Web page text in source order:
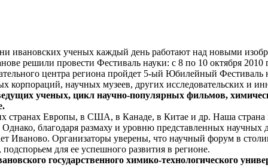
ивановских ученых каждый день работают над новыми
решили провести Фестиваль науки: с 8 по 10 октября 2010
центра региона пройдет 5-ый Юбилейный
научных музеев, других исследовательских и
ученых, цикл научно-популярных фильмов,
странах Европы, в США, в Канаде, в Китае и др. Наша страна
благодаря размаху и уровню представленных
Иваново. Организаторы уверены, что научный форум в
для ее успешного развития в регионе.
государственного химико-технологического